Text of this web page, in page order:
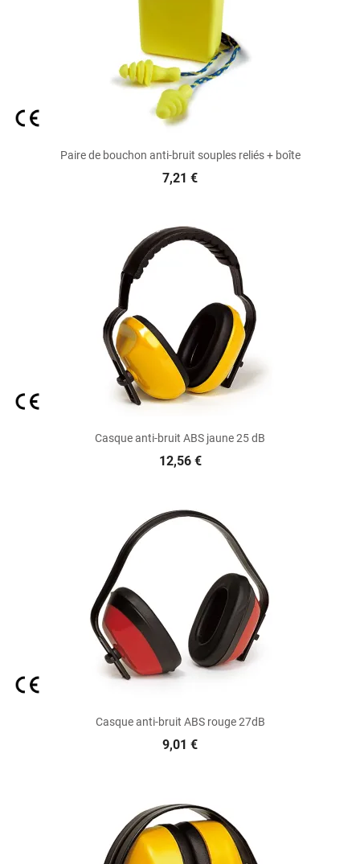
Paire de bouchon anti-bruit souples reliés + boîte
7,21 €
Casque anti-bruit ABS jaune 25 dB
12,56 €
Casque anti-bruit ABS rouge 27dB
9,01 €